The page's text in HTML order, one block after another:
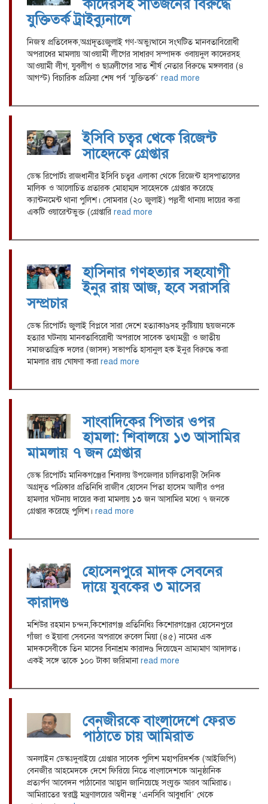
কাদেরসহ সাতজনের বিরুদ্ধে
যুক্তিতর্ক ট্রাইব্যুনালে
নিজস্ব প্রতিবেদক,অগ্রদূতঃজুলাই গণ-অভ্যুত্থানে সংঘটিত মানবতাবিরোধী
অপরাধের মামলায় আওয়ামী লীগের সাধারণ সম্পাদক ওবায়দুল কাদেরসহ
আওয়ামী লীগ, যুবলীগ ও ছাত্রলীগের সাত শীর্ষ নেতার বিরুদ্ধে মঙ্গলবার (৪
আগস্ট) বিচারিক প্রক্রিয়া শেষ পর্ব ‘যুক্তিতর্ক’ read more
ইসিবি চত্বর থেকে রিজেন্ট
সাহেদকে গ্রেপ্তার
ডেস্ক রিপোর্টঃ রাজধানীর ইসিবি চত্বর এলাকা থেকে রিজেন্ট হাসপাতালের
মালিক ও আলোচিত প্রতারক মোহাম্মদ সাহেদকে গ্রেপ্তার করেছে
ক্যান্টনমেন্ট থানা পুলিশ। সোমবার (২০ জুলাই) পল্লবী থানায় দায়ের করা
একটি ওয়ারেন্টভুক্ত (গ্রেপ্তারি read more
হাসিনার গণহত্যার সহযোগী
ইনুর রায় আজ, হবে সরাসরি
সম্প্রচার
ডেস্ক রিপোর্টঃ জুলাই বিপ্লবে সারা দেশে হত্যাকাণ্ডসহ কুষ্টিয়ায় ছয়জনকে
হত্যার ঘটনায় মানবতাবিরোধী অপরাধে সাবেক তথ্যমন্ত্রী ও জাতীয়
সমাজতান্ত্রিক দলের (জাসদ) সভাপতি হাসানুল হক ইনুর ‍বিরুদ্ধে করা
মামলার রায় ঘোষণা করাread more
সাংবাদিকের পিতার ওপর
হামলা: শিবালয়ে ১৩ আসামির
মামলায় ৭ জন গ্রেপ্তার
ডেস্ক রিপোর্টঃ মানিকগঞ্জের শিবালয় উপজেলার চালিতাবাড়ী দৈনিক
অগ্রদূত পত্রিকার প্রতিনিধি রাজীব হোসেন পিতা হাসেম আলীর ওপর
হামলার ঘটনায় দায়ের করা মামলায় ১৩ জন আসামির মধ্যে ৭ জনকে
গ্রেপ্তার করেছে পুলিশ। read more
হোসেনপুরে মাদক সেবনের
দায়ে যুবকের ৩ মাসের
কারাদণ্ড
মশিউর রহমান চন্দন,কিশোরগঞ্জ প্রতিনিধিঃ কিশোরগঞ্জের হোসেনপুরে
গাঁজা ও ইয়াবা সেবনের অপরাধে রুবেল মিয়া (৪৫) নামের এক
মাদকসেবীকে তিন মাসের বিনাশ্রম কারাদণ্ড দিয়েছেন ভ্রাম্যমাণ আদালত।
একই সঙ্গে তাকে ১০০ টাকা জরিমানাread more
বেনজীরকে বাংলাদেশে ফেরত
পাঠাতে চায় আমিরাত
অনলাইন ডেস্কঃদুবাইয়ে গ্রেপ্তার সাবেক পুলিশ মহাপরিদর্শক (আইজিপি)
বেনজীর আহমেদকে দেশে ফিরিয়ে নিতে বাংলাদেশকে আনুষ্ঠানিক
প্রত্যর্পণ আবেদন পাঠানোর আহ্বান জানিয়েছে সংযুক্ত আরব আমিরাত।
আমিরাতের স্বরাষ্ট্র মন্ত্রণালয়ের অধীনস্থ ‘এনসিবি আবুধাবি’ থেকে